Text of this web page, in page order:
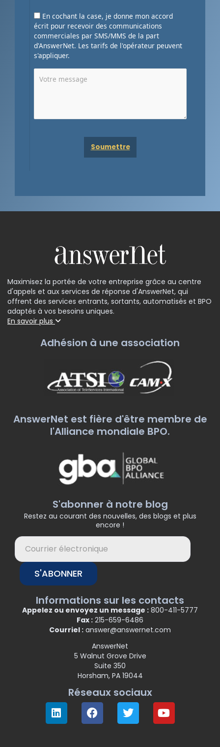
En cochant la case, je donne mon accord
écrit pour recevoir des communications
commerciales par SMS/MMS de la part
d'AnswerNet. Les tarifs de l'opérateur peuvent
s'appliquer.
Maximisez la portée de votre entreprise grâce au centre
d'appels et aux services de réponse d'AnswerNet, qui
offrent des services entrants, sortants, automatisés et BPO
adaptés à vos besoins uniques.
En savoir plus
Adhésion à une association
AnswerNet est fière d'être membre de
l'Alliance mondiale BPO.
S'abonner à notre blog
Restez au courant des nouvelles, des blogs et plus
encore !
S'ABONNER
Informations sur les contacts
Appelez ou envoyez un message : 800-411-5777
Fax : 215-659-6486
Courriel : answer@answernet.com
AnswerNet
5 Walnut Grove Drive
Suite 350
Horsham, PA 19044
Réseaux sociaux